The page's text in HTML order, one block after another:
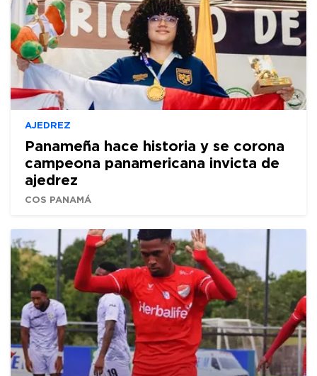
AJEDREZ
Panameña hace historia y se corona
campeona panamericana invicta de
ajedrez
COS PANAMÁ